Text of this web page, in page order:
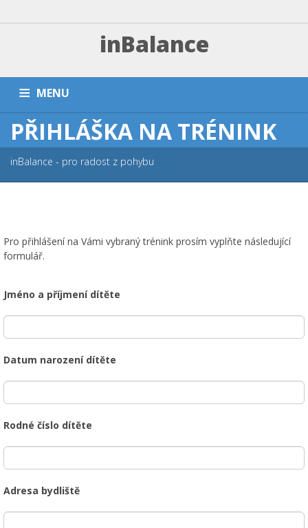
inBalance
MENU
DOMŮ TRÉNINKY A PLATBA ZÁVODNÍ SEKCE
PŘÍMĚŠŤÁKY A KEMPY NÁRAMKY
PŘIHLÁŠKA NA TRÉNINK
inBalance - pro radost z pohybu
Pro přihlášení na Vámi vybraný trénink prosím vyplňte následující
formulář.
Jméno a příjmení dítěte
Datum narození dítěte
Rodné číslo dítěte
Adresa bydliště